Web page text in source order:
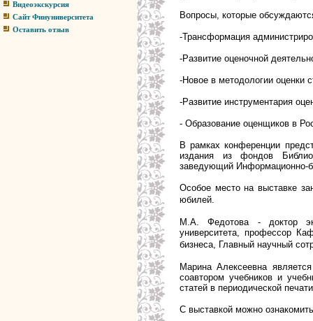
Видеоэкскурсия
Сайт Финуниверситета
Оставить отзыв
Вопросы, которые
-Трансформация
-Развитие оценочной
-Новое в методологии оценки
-Развитие инструментария
- Образование оценщиков в
В рамках конференции
издания из фондов
заведующий Информационно-
Особое место на выставке
юбилей.
М.А. Федотова - доктор
университета, профессор
бизнеса, Главный научный
Марина Алексеевна
соавтором учебников и
статей в периодической
С выставкой можно